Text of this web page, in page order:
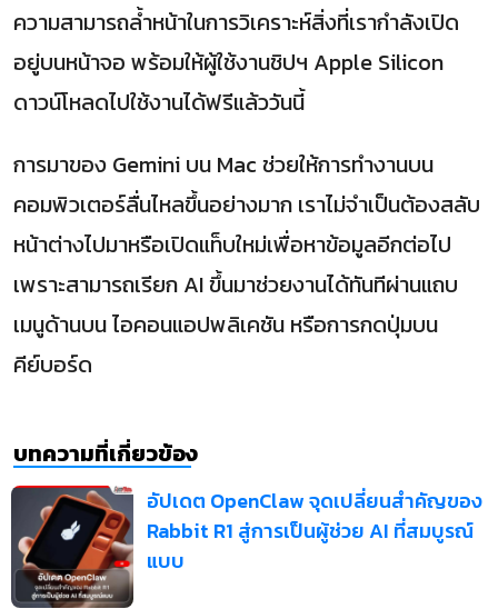
ความสามารถล้ำหน้าในการวิเคราะห์สิ่งที่เรากำลังเปิด
อยู่บนหน้าจอ พร้อมให้ผู้ใช้งานชิปฯ Apple Silicon
ดาวน์โหลดไปใช้งานได้ฟรีแล้ววันนี้
การมาของ Gemini บน Mac ช่วยให้การทำงานบน
คอมพิวเตอร์ลื่นไหลขึ้นอย่างมาก เราไม่จำเป็นต้องสลับ
หน้าต่างไปมาหรือเปิดแท็บใหม่เพื่อหาข้อมูลอีกต่อไป
เพราะสามารถเรียก AI ขึ้นมาช่วยงานได้ทันทีผ่านแถบ
เมนูด้านบน ไอคอนแอปพลิเคชัน หรือการกดปุ่มบน
คีย์บอร์ด
บทความที่เกี่ยวข้อง
อัปเดต OpenClaw จุดเปลี่ยนสำคัญของ
Rabbit R1 สู่การเป็นผู้ช่วย AI ที่สมบูรณ์
แบบ